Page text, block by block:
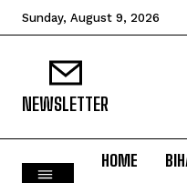
Sunday, August 9, 2026
NEWSLETTER
HOME